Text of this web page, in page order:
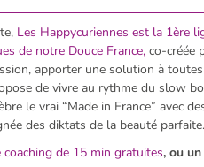
Les Happycuriennes est la 1ère
de notre Douce France,co-créée
apporter une solution à
de vivre au rythme du slow
le vrai “Made in France” avec
des diktats de la beauté parfaite.
coaching de 15 min gratuites, ou un